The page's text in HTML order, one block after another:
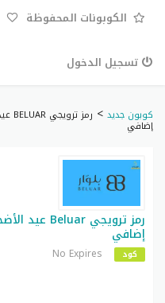
الكوبونات المحفوظة
تسجيل الدخول
كوبون جديد >
إضافي
إضافي
كود No Expires